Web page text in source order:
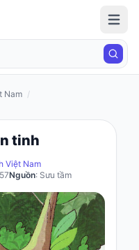
Nam
tinh
Việt Nam
Nguồn: Sưu tầm